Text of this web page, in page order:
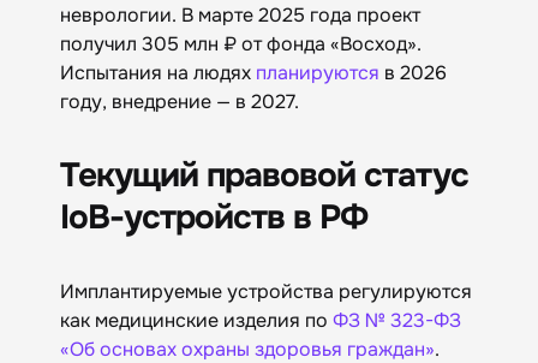
неврологии. В марте 2025 года проект
получил 305 млн ₽ от фонда «Восход».
Испытания на людях планируются в 2026
году, внедрение — в 2027.
Текущий правовой статус
IoB-устройств в РФ
Имплантируемые устройства регулируются
как медицинские изделия по ФЗ № 323-ФЗ
«Об основах охраны здоровья граждан».